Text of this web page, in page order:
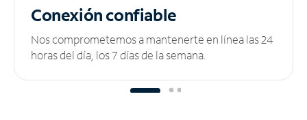
Conexión confiable
Nos comprometemos a mantenerte en línea las 24
horas del día, los 7 días de la semana.